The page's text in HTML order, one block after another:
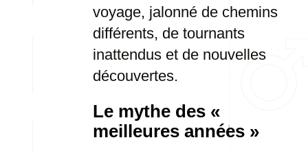
voyage, jalonné de chemins
différents, de tournants
inattendus et de nouvelles
découvertes.
Le mythe des «
meilleures années »